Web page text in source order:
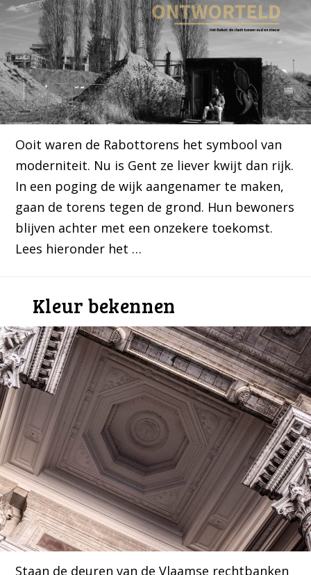
Ooit waren de Rabottorens het symbool van
moderniteit. Nu is Gent ze liever kwijt dan rijk.
In een poging de wijk aangenamer te maken,
gaan de torens tegen de grond. Hun bewoners
blijven achter met een onzekere toekomst.
Lees hieronder het …
Kleur bekennen
Staan de deuren van de Vlaamse rechtbanken